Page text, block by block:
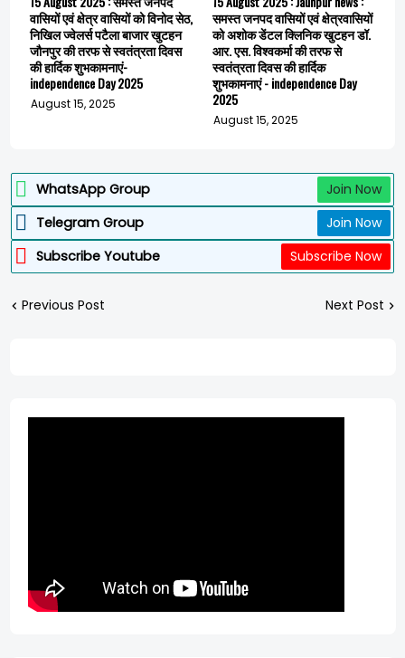
वासियों एवं क्षेत्र वासियों को विनोद सेठ,
निखिल ज्वेलर्स पटैला बाजार खुटहन
जौनपुर की तरफ से स्वतंत्रता दिवस
की हार्दिक शुभकामनाएं-
independence Day 2025
August 15, 2025
समस्त जनपद वासियों एवं क्षेत्रवासियों
को अशोक डेंटल क्लिनिक खुटहन डॉ.
आर. एस. विश्वकर्मा की तरफ से
स्वतंत्रता दिवस की हार्दिक
शुभकामनाएं - independence Day
2025
August 15, 2025
WhatsApp Group
Join Now
Telegram Group
Join Now
Subscribe Youtube
Subscribe Now
Previous Post Next Post